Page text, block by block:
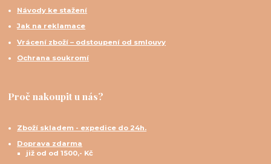
Návody ke stažení
Jak na reklamace
Vrácení zboží – odstoupení od smlouvy
Ochrana soukromí
Proč nakoupit u nás?
Zboží skladem - expedice do 24h.
Doprava zdarma
již od od 1500,- Kč